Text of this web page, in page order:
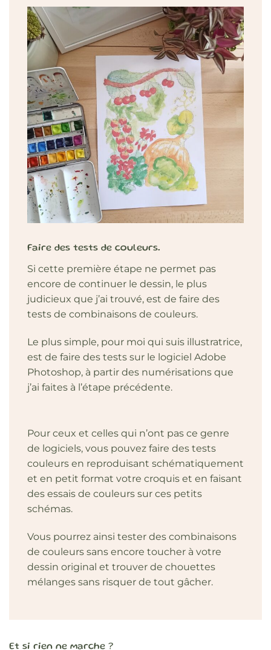
Faire des tests de couleurs.
Si cette première étape ne permet pas
encore de continuer le dessin, le plus
judicieux que j’ai trouvé, est de faire des
tests de combinaisons de couleurs.
Le plus simple, pour moi qui suis illustratrice,
est de faire des tests sur le logiciel Adobe
Photoshop, à partir des numérisations que
j’ai faites à l’étape précédente.
Pour ceux et celles qui n’ont pas ce genre
de logiciels, vous pouvez faire des tests
couleurs en reproduisant schématiquement
et en petit format votre croquis et en faisant
des essais de couleurs sur ces petits
schémas.
Vous pourrez ainsi tester des combinaisons
de couleurs sans encore toucher à votre
dessin original et trouver de chouettes
mélanges sans risquer de tout gâcher.
Et si rien ne marche ?